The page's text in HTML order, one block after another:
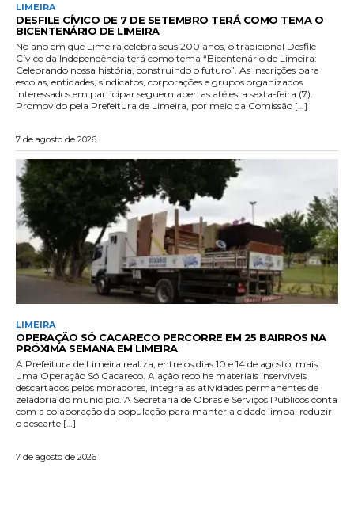
LIMEIRA
DESFILE CÍVICO DE 7 DE SETEMBRO TERÁ COMO TEMA O
BICENTENÁRIO DE LIMEIRA
No ano em que Limeira celebra seus 200 anos, o tradicional Desfile
Cívico da Independência terá como tema “Bicentenário de Limeira:
Celebrando nossa história, construindo o futuro”. As inscrições para
escolas, entidades, sindicatos, corporações e grupos organizados
interessados em participar seguem abertas até esta sexta-feira (7).
Promovido pela Prefeitura de Limeira, por meio da Comissão […]
7 de agosto de 2026
LIMEIRA
OPERAÇÃO SÓ CACARECO PERCORRE EM 25 BAIRROS NA
PRÓXIMA SEMANA EM LIMEIRA
A Prefeitura de Limeira realiza, entre os dias 10 e 14 de agosto, mais
uma Operação Só Cacareco. A ação recolhe materiais inservíveis
descartados pelos moradores, integra as atividades permanentes de
zeladoria do município. A Secretaria de Obras e Serviços Públicos conta
com a colaboração da população para manter a cidade limpa, reduzir
o descarte […]
7 de agosto de 2026